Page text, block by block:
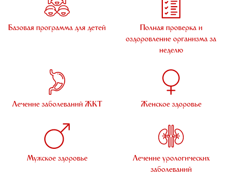
Базовая программа для детей
Полная проверка и
оздоровление организма за
неделю
Лечение заболеваний ЖКТ Женское здоровье
Мужское здоровье
Лечение урологических
заболеваний